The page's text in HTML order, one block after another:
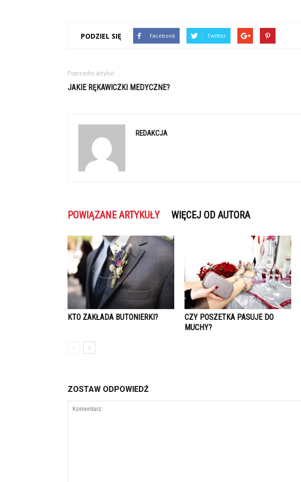
PODZIEL SIĘ Facebook Twitter
Poprzedni artykuł
JAKIE RĘKAWICZKI MEDYCZNE?
REDAKCJA
POWIĄZANE ARTYKUŁY WIĘCEJ OD AUTORA
KTO ZAKŁADA BUTONIERKI?
CZY POSZETKA PASUJE DO
MUCHY?
ZOSTAW ODPOWIEDŹ